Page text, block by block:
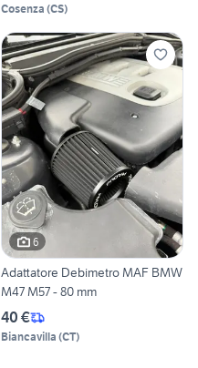
Cosenza (CS)
6
Adattatore Debimetro MAF BMW
M47 M57 - 80 mm
40 €
Biancavilla (CT)